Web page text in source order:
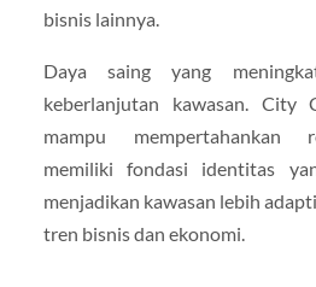
bisnis lainnya.
Daya saing yang
keberlanjutan kawasan. City
mampu mempertahankan
memiliki fondasi identitas
menjadikan kawasan lebih
tren bisnis dan ekonomi.